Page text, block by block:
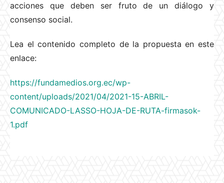
acciones que deben ser fruto de un diálogo y
consenso social.
Lea el contenido completo de la propuesta en este
enlace:
https://fundamedios.org.ec/wp-
content/uploads/2021/04/2021-15-ABRIL-
COMUNICADO-LASSO-HOJA-DE-RUTA-firmasok-
1.pdf